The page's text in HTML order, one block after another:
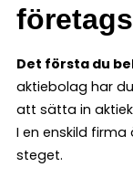
Det första du
aktiebolag har
att sätta in
I en enskild
steget.